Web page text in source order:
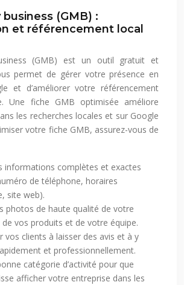
(GMB) :
et référencement local
(GMB) est un outil gratuit et
permet de gérer votre présence en
et d’améliorer votre référencement
Une fiche GMB optimisée améliore
les recherches locales et sur Google
votre fiche GMB, assurez-vous de
informations complètes et exactes
de téléphone, horaires
site web).
photos de haute qualité de votre
de vos produits et de votre équipe.
vos clients à laisser des avis et à y
et professionnellement.
catégorie d’activité pour que
afficher votre entreprise dans les